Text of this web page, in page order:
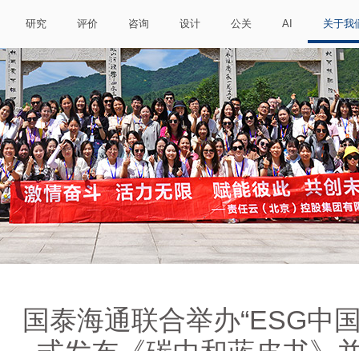
研究 评价 咨询 设计 公关 AI 关于我
国泰海通联合举办“ESG中